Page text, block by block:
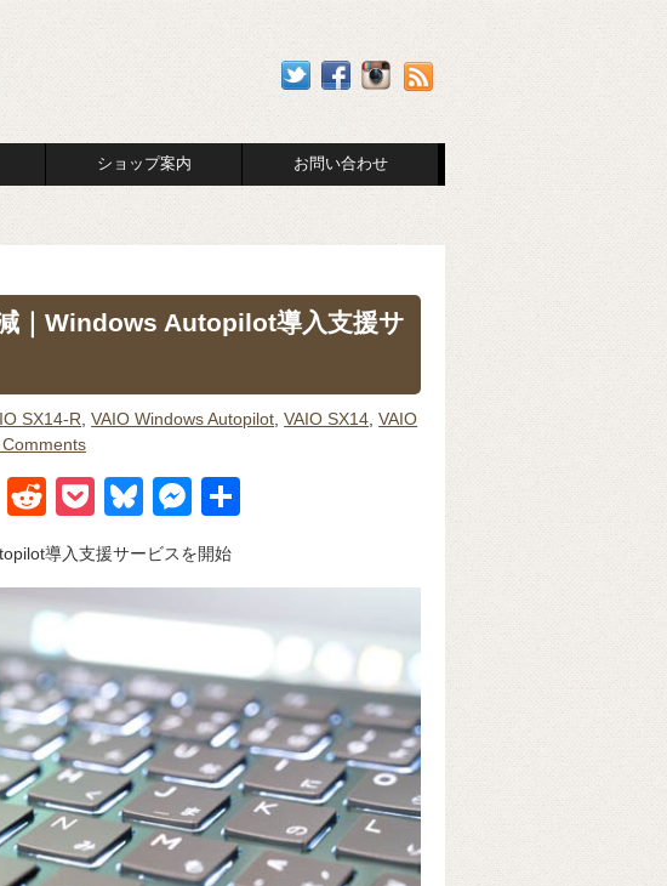
ショップ案内 お問い合わせ
｜Windows Autopilot導入支援サ
SX14-R ,VAIO Windows Autopilot ,VAIO SX14 ,VAIO
E
R
e
d
di
t
P
o
ck
et
Bl
u
e
sk
M
e
ss
e
g
er
導入支援サービスを開始